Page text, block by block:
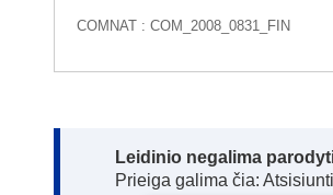
COMNAT : COM_2008_0831_FIN
Note:
Leidinio negalima
Prieiga galima čia: